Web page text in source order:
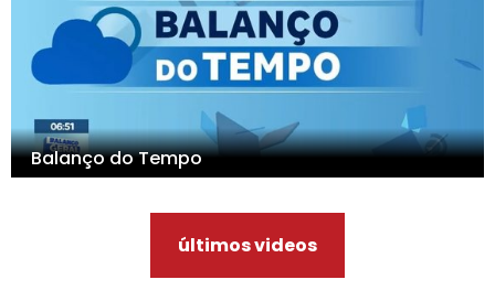
Balanço do Tempo
últimos videos